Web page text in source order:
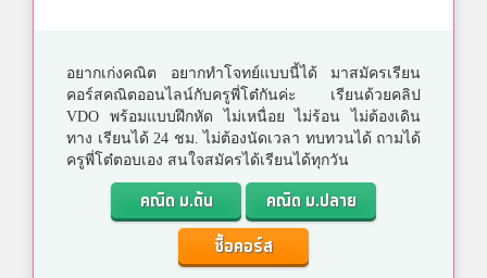
อยากเก่งคณิต อยากทำโจทย์แบบนี้ได้ มาสมัครเรียน
คอร์สคณิตออนไลน์กับครูพี่โต๋กันค่ะ เรียนด้วยคลิป
VDO พร้อมแบบฝึกหัด ไม่เหนื่อย ไม่ร้อน ไม่ต้องเดิน
ทาง เรียนได้ 24 ชม. ไม่ต้องนัดเวลา ทบทวนได้ ถามได้
ครูพี่โต๋ตอบเอง สนใจสมัครได้เรียนได้ทุกวัน
คณิต ม.ต้น
คณิต ม.ปลาย
ซื้อคอร์ส